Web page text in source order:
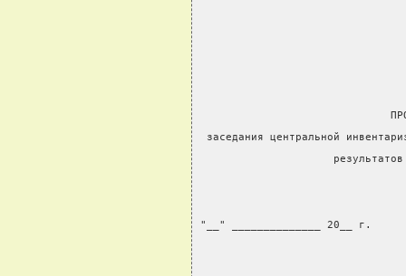
заседания центральной
"__" ______________ 20__ г.